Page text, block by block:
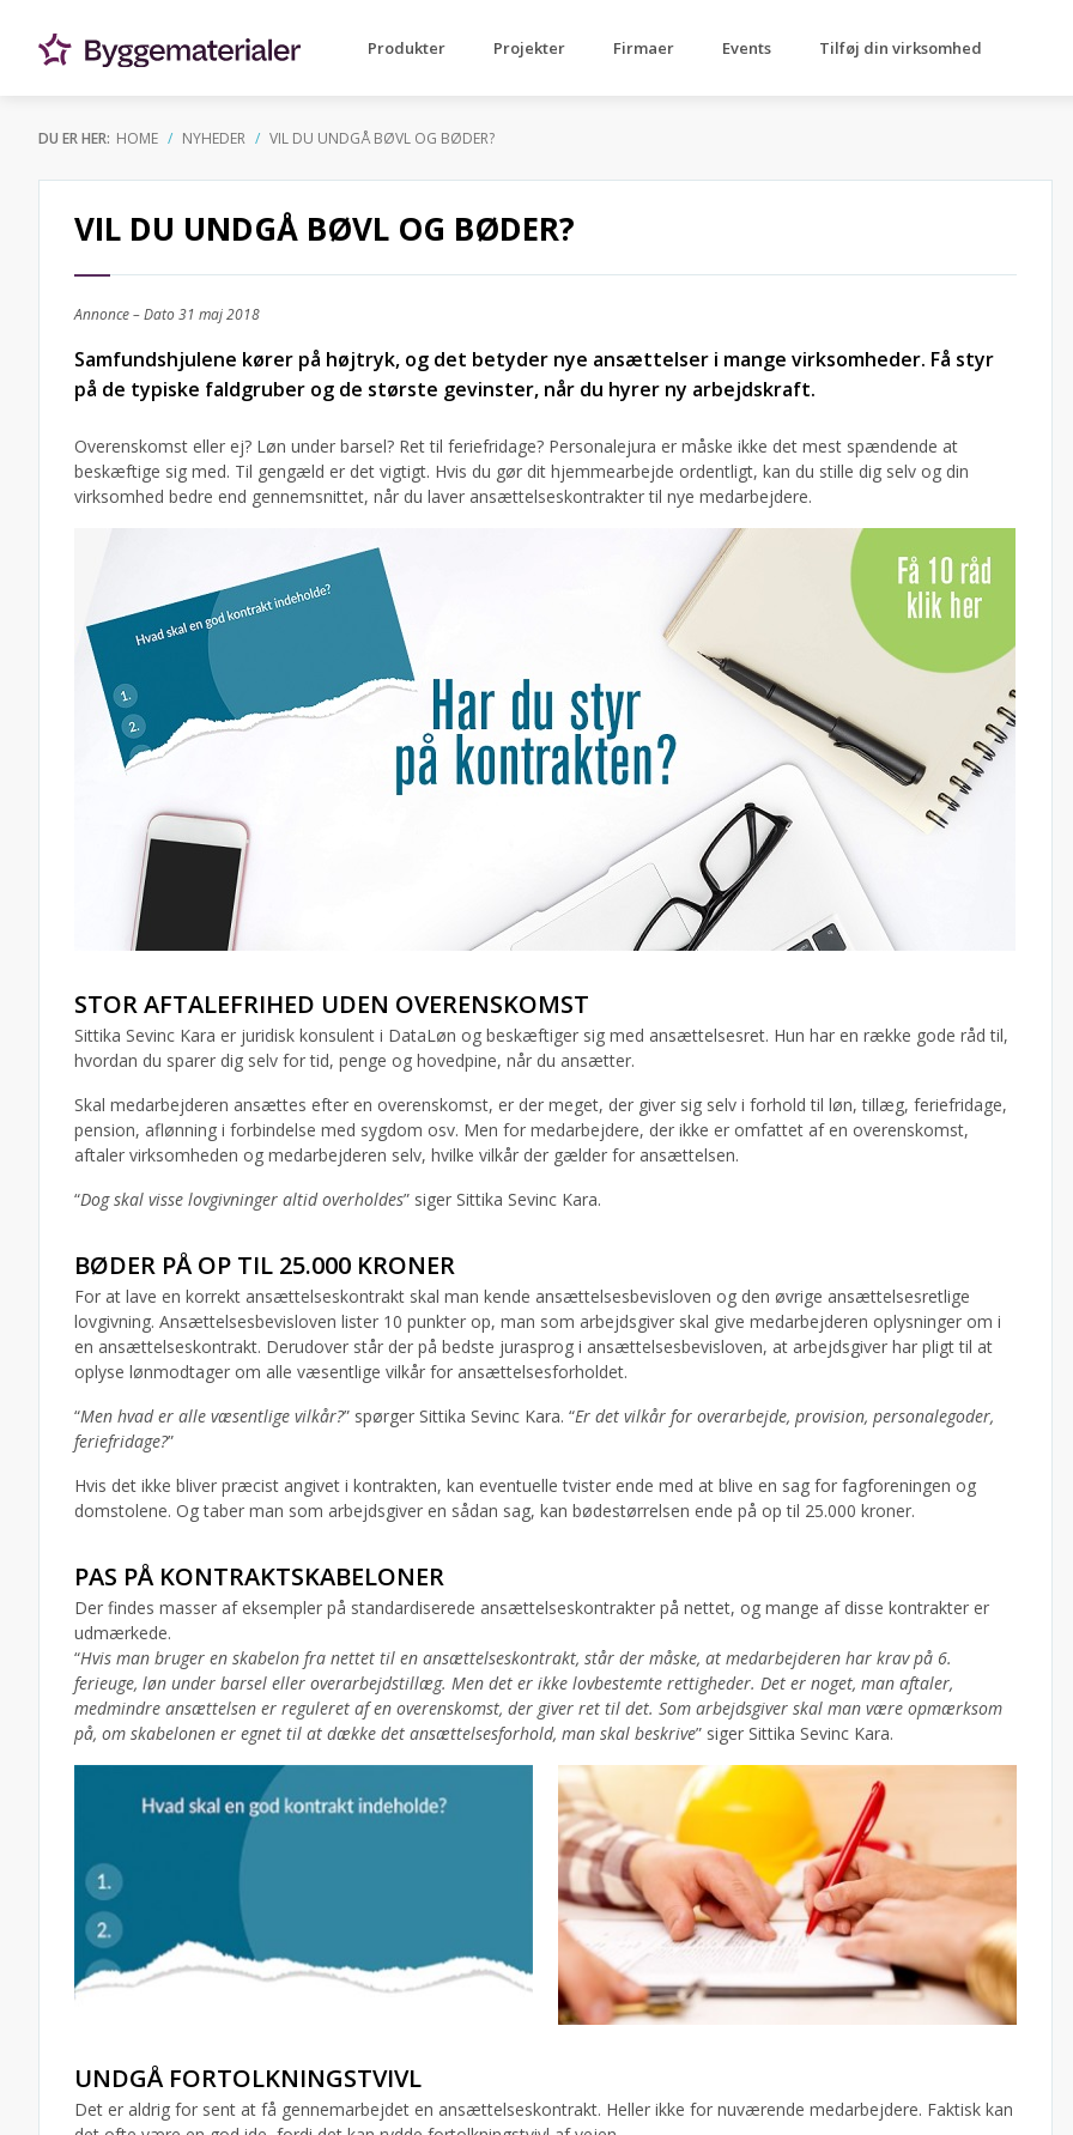
Produkter Projekter Firmaer Events Tilføj din virksomhed
DU ER HER: HOME NYHEDER VIL DU UNDGÅ BØVL OG BØDER?
VIL DU UNDGÅ BØVL OG BØDER?
Annonce – Dato31 maj 2018
Samfundshjulene kører på højtryk, og det betyder nye ansættelser i mange virksomheder. Få styr
på de typiske faldgruber og de største gevinster, når du hyrer ny arbejdskraft.
Overenskomst eller ej? Løn under barsel? Ret til feriefridage? Personalejura er måske ikke det mest spændende at
beskæftige sig med. Til gengæld er det vigtigt. Hvis du gør dit hjemmearbejde ordentligt, kan du stille dig selv og din
virksomhed bedre end gennemsnittet, når du laver ansættelseskontrakter til nye medarbejdere.
STOR AFTALEFRIHED UDEN OVERENSKOMST
Sittika Sevinc Kara er juridisk konsulent i DataLøn og beskæftiger sig med ansættelsesret. Hun har en række gode råd til,
hvordan du sparer dig selv for tid, penge og hovedpine, når du ansætter.
Skal medarbejderen ansættes efter en overenskomst, er der meget, der giver sig selv i forhold til løn, tillæg, feriefridage,
pension, aflønning i forbindelse med sygdom osv. Men for medarbejdere, der ikke er omfattet af en overenskomst,
aftaler virksomheden og medarbejderen selv, hvilke vilkår der gælder for ansættelsen.
“Dog skal visse lovgivninger altid overholdes” siger Sittika Sevinc Kara.
BØDER PÅ OP TIL 25.000 KRONER
For at lave en korrekt ansættelseskontrakt skal man kende ansættelsesbevisloven og den øvrige ansættelsesretlige
lovgivning. Ansættelsesbevisloven lister 10 punkter op, man som arbejdsgiver skal give medarbejderen oplysninger om i
en ansættelseskontrakt. Derudover står der på bedste jurasprog i ansættelsesbevisloven, at arbejdsgiver har pligt til at
oplyse lønmodtager om alle væsentlige vilkår for ansættelsesforholdet.
“Men hvad er alle væsentlige vilkår?” spørger Sittika Sevinc Kara. “Er det vilkår for overarbejde, provision, personalegoder,
feriefridage?”
Hvis det ikke bliver præcist angivet i kontrakten, kan eventuelle tvister ende med at blive en sag for fagforeningen og
domstolene. Og taber man som arbejdsgiver en sådan sag, kan bødestørrelsen ende på op til 25.000 kroner.
PAS PÅ KONTRAKTSKABELONER
Der findes masser af eksempler på standardiserede ansættelseskontrakter på nettet, og mange af disse kontrakter er
udmærkede.
“Hvis man bruger en skabelon fra nettet til en ansættelseskontrakt, står der måske, at medarbejderen har krav på 6.
ferieuge, løn under barsel eller overarbejdstillæg. Men det er ikke lovbestemte rettigheder. Det er noget, man aftaler,
medmindre ansættelsen er reguleret af en overenskomst, der giver ret til det. Som arbejdsgiver skal man være opmærksom
på, om skabelonen er egnet til at dække det ansættelsesforhold, man skal beskrive” siger Sittika Sevinc Kara.
UNDGÅ FORTOLKNINGSTVIVL
Det er aldrig for sent at få gennemarbejdet en ansættelseskontrakt. Heller ikke for nuværende medarbejdere. Faktisk kan